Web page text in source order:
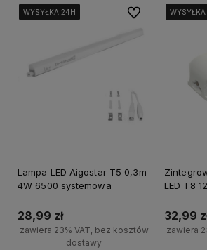
WYSYŁKA 24H
WYSYŁKA 24H
WYSYŁKA 24H
Lampa LED Aigostar T5 0,3m
4W 6500 systemowa
28,99 zł
zawiera 23% VAT, bez kosztów
dostawy
Do ulubionychWYSYŁKA
WYSYŁKA
WYSYŁKA
WYSYŁKA
LED T8
32,99
zawiera